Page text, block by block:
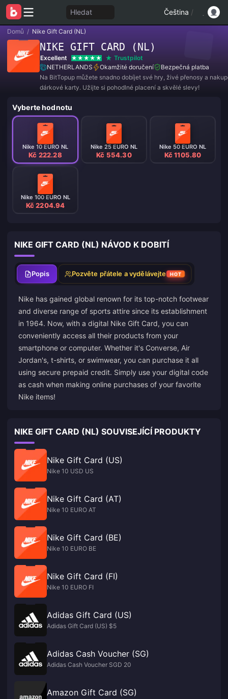
Hledat Čeština /
Domů / Nike Gift Card (NL)
NIKE GIFT CARD (NL)
Excellent
Trustpilot
NETHERLANDS
Okamžité doručení
Bezpečná platba
Na BitTopup můžete snadno dobíjet své hry, živé přenosy a
dárkové karty. Užijte si pohodlné placení a skvělé slevy!
Vyberte hodnotu
Nike 10 EURO NL
Kč 222.28
Nike 25 EURO NL
Kč 554.30
Nike 50 EURO NL
Kč 1105.80
Nike 100 EURO NL
Kč 2204.94
NIKE GIFT CARD (NL) NÁVOD K DOBITÍ
Popis Pozvěte přátele a vydělávejte HOT
Nike has gained global renown for its top-notch footwear
and diverse range of sports attire since its establishment
in 1964. Now, with a digital Nike Gift Card, you can
conveniently access all their products from your
smartphone or computer. Whether it's Converse, Air
Jordan's, t-shirts, or swimwear, you can purchase it all
using secure prepaid credit. Simply use your digital code
as cash when making online purchases of your favorite
Nike items!
NIKE GIFT CARD (NL) SOUVISEJÍCÍ PRODUKTY
Nike Gift Card (US)
Nike 10 USD US
Nike Gift Card (AT)
Nike 10 EURO AT
Nike Gift Card (BE)
Nike 10 EURO BE
Nike Gift Card (FI)
Nike 10 EURO FI
Adidas Gift Card (US)
Adidas Gift Card (US) $5
Adidas Cash Voucher (SG)
Adidas Cash Voucher SGD 20
Amazon Gift Card (SG)